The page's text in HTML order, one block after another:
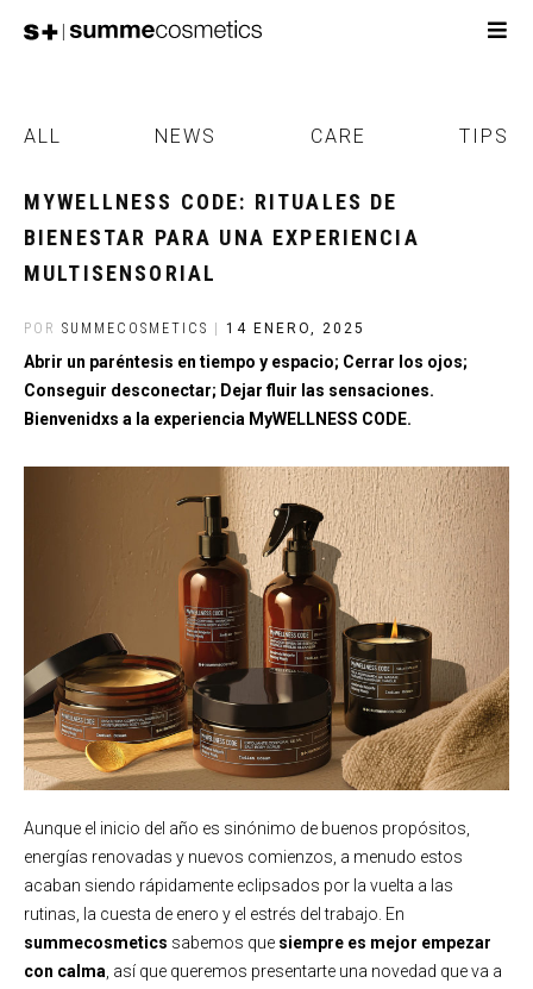
ALL NEWS CARE TIPS
MYWELLNESS CODE: RITUALES DE
BIENESTAR PARA UNA EXPERIENCIA
MULTISENSORIAL
POR SUMMECOSMETICS 14 ENERO, 2025
Abrir un paréntesis en tiempo y espacio; Cerrar los ojos;
Conseguir desconectar; Dejar fluir las sensaciones.
Bienvenidxs a la experiencia MyWELLNESS CODE.
Aunque el inicio del año es sinónimo de buenos propósitos,
energías renovadas y nuevos comienzos, a menudo estos
acaban siendo rápidamente eclipsados por la vuelta a las
rutinas, la cuesta de enero y el estrés del trabajo. En
summecosmetics sabemos que siempre es mejor empezar
con calma , así que queremos presentarte una novedad que va a